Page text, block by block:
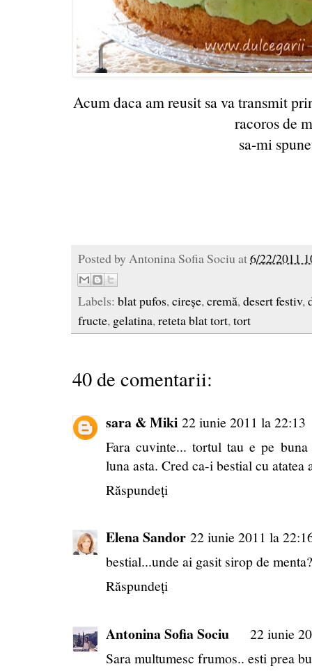
Acum daca am reusit sa va transmit
racoros de
sa-mi
Posted by Antonina Sofia Sociu at6/22/2011
Labels: blat pufos,cireșe,cremă,desert festiv,
fructe, gelatina,reteta blat tort,tort
40 de comentarii:
sara & Miki 22 iunie 2011 la 22:13
Fara cuvinte... tortul tau e pe
luna asta. Cred ca-i bestial cu
Răspundeți
Elena Sandor 22 iunie 2011 la
bestial...unde ai gasit sirop de menta?
Răspundeți
Antonina Sofia Sociu
22 iunie
Sara multumesc frumos.. esti prea